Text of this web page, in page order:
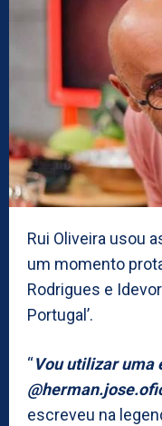
Rui Oliveira usou
um momento
Rodrigues e
Portugal’.
“Vou utilizar uma
escreveu na